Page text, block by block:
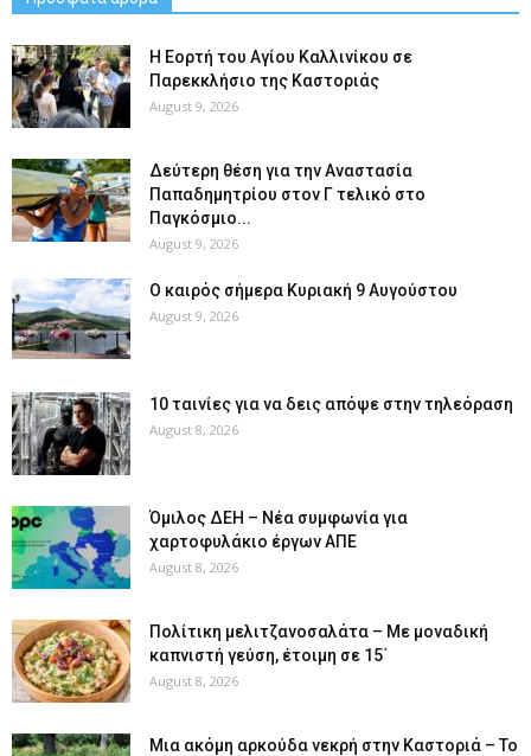
H Εορτή του Αγίου Καλλινίκου σε
Παρεκκλήσιο της Καστοριάς
August 9, 2026
Δεύτερη θέση για την Αναστασία
Παπαδημητρίου στον Γ τελικό στο
Παγκόσμιο...
August 9, 2026
Ο καιρός σήμερα Κυριακή 9 Αυγούστου
August 9, 2026
10 ταινίες για να δεις απόψε στην τηλεόραση
August 8, 2026
Όμιλος ΔΕΗ – Νέα συμφωνία για
χαρτοφυλάκιο έργων ΑΠΕ
August 8, 2026
Πολίτικη μελιτζανοσαλάτα – Με μοναδική
καπνιστή γεύση, έτοιμη σε 15΄
August 8, 2026
Μια ακόμη αρκούδα νεκρή στην Καστοριά – Το